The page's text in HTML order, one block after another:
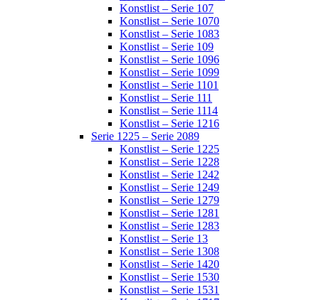
Konstlist – Serie 107
Konstlist – Serie 1070
Konstlist – Serie 1083
Konstlist – Serie 109
Konstlist – Serie 1096
Konstlist – Serie 1099
Konstlist – Serie 1101
Konstlist – Serie 111
Konstlist – Serie 1114
Konstlist – Serie 1216
Serie 1225 – Serie 2089
Konstlist – Serie 1225
Konstlist – Serie 1228
Konstlist – Serie 1242
Konstlist – Serie 1249
Konstlist – Serie 1279
Konstlist – Serie 1281
Konstlist – Serie 1283
Konstlist – Serie 13
Konstlist – Serie 1308
Konstlist – Serie 1420
Konstlist – Serie 1530
Konstlist – Serie 1531